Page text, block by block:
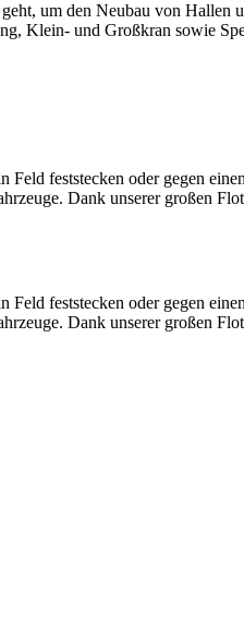
um den Neubau von Hallen
Klein- und Großkran sowie
feststecken oder gegen
Dank unserer großen
feststecken oder gegen
Dank unserer großen